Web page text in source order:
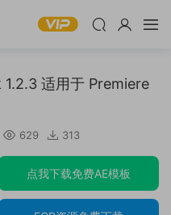
1.2.3 适用于 Premiere
629 313
点我下载免费AE模板